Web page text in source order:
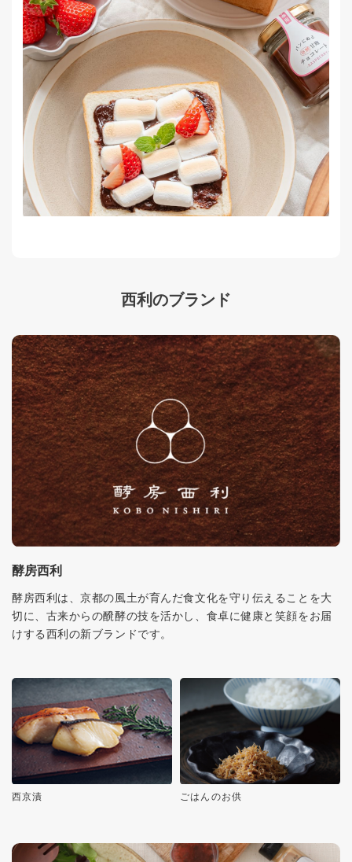
西利のブランド
酵房西利
酵房西利は、京都の風土が育んだ食文化を守り伝えることを大
切に、古来からの醗酵の技を活かし、食卓に健康と笑顔をお届
けする西利の新ブランドです。
西京漬 ごはんのお供